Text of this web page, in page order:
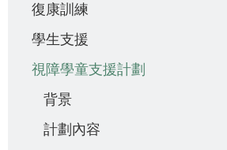
navigation
復康訓練
學生支援
視障學童支援計劃
背景
計劃內容